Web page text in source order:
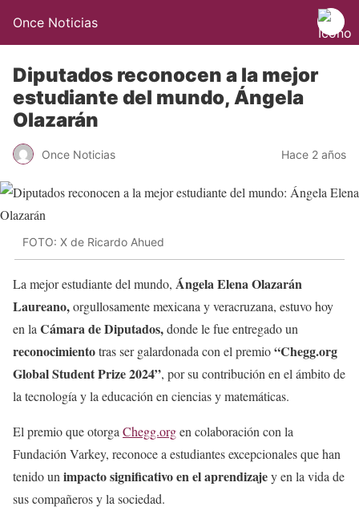
Once Noticias
Diputados reconocen a la mejor
estudiante del mundo, Ángela
Olazarán
Once Noticias Hace 2 años
FOTO: X de Ricardo Ahued
La mejor estudiante del mundo, Ángela Elena Olazarán
Laureano,orgullosamente mexicana y veracruzana, estuvo hoy
en la Cámara de Diputados,donde le fue entregado un
reconocimientotras ser galardonada con el premio“Chegg.org
Global Student Prize 2024”, por su contribución en el ámbito de
la tecnología y la educación en ciencias y matemáticas.
El premio que otorga Chegg.orgen colaboración con la
Fundación Varkey, reconoce a estudiantes excepcionales que han
tenido un impacto significativo en el aprendizajey en la vida de
sus compañeros y la sociedad.